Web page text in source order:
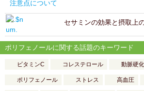
セサミンの効果と摂取上
ポリフェノールに関する話題のキーワード
ビタミンC コレステロール 動脈硬化
ポリフェノール ストレス 高血圧